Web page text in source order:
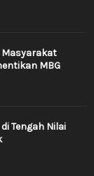
Masyarakat
MBG
Tengah Nilai